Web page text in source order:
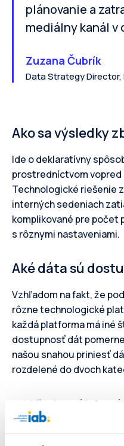
plánovanie a
mediálny kanál v
Zuzana Čubrík
Data Strategy Director,
Ako sa výsledky
Ide o deklaratívny
prostredníctvom
Technologické riešenie
interných sedeniach
komplikované pre
s rôznymi nastaveniami.
Aké dáta sú
Vzhľadom na fakt, že
rôzne technologické
každá platforma má iné
dostupnosť dát
našou snahou priniesť
rozdelené do dvoch
Všeobecné
názov, kategória
podkategória), typ